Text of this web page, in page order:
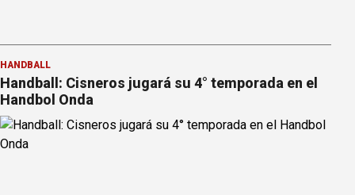
HANDBALL
Handball: Cisneros jugará su 4° temporada en el
Handbol Onda